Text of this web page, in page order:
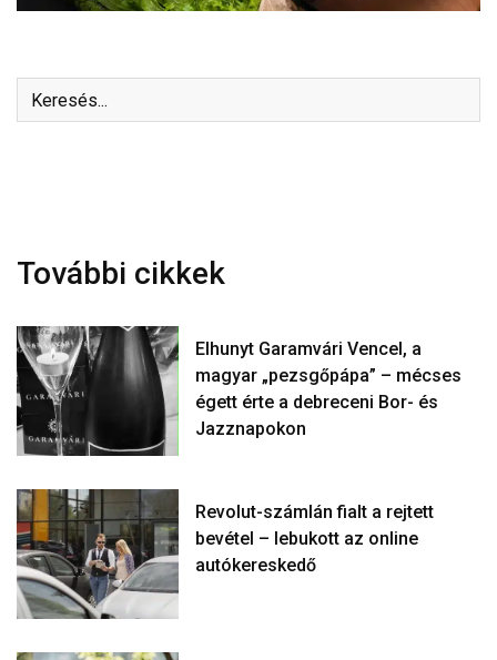
További cikkek
Elhunyt Garamvári Vencel, a
magyar „pezsgőpápa” – mécses
égett érte a debreceni Bor- és
Jazznapokon
Revolut-számlán fialt a rejtett
bevétel – lebukott az online
autókereskedő